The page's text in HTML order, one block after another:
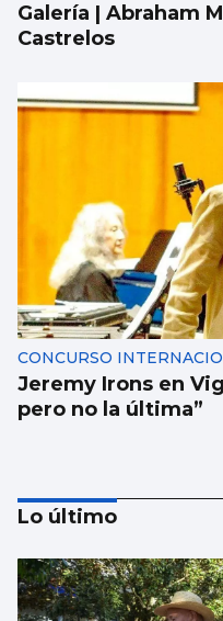
Galería | Abraham
Castrelos
CONCURSO
Jeremy Irons en
pero no la última”
Lo último